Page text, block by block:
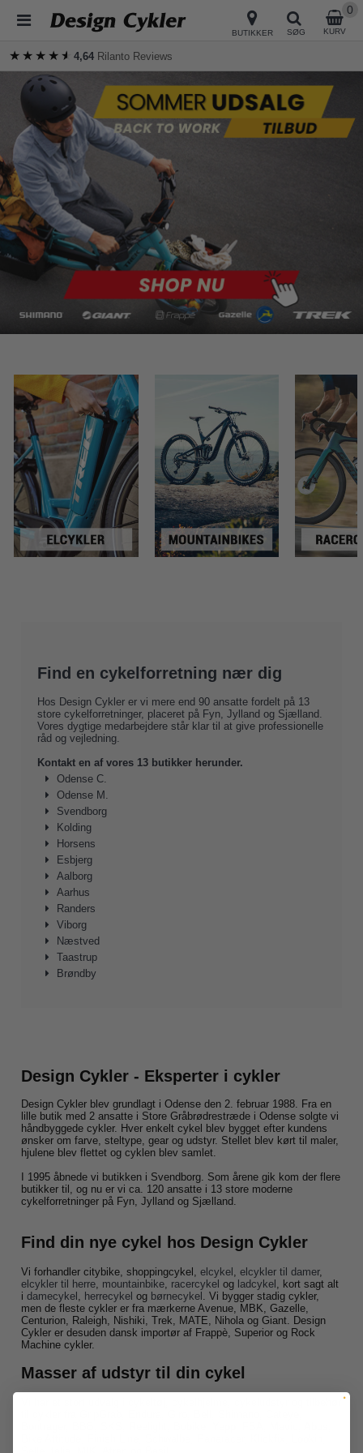
BUTIKKER SØG KURV
0
★★★★★
★★★★★4,64 Rilanto Reviews
Find en cykelforretning nær dig
Hos Design Cykler er vi mere end 90 ansatte fordelt på 13
store cykelforretninger, placeret på Fyn, Jylland og Sjælland.
Vores dygtige medarbejdere står klar til at give professionelle
råd og vejledning.
Kontakt en af vores 13 butikker herunder.
Odense C.
Odense M.
Svendborg
Kolding
Horsens
Esbjerg
Aalborg
Aarhus
Randers
Viborg
Næstved
Taastrup
Brøndby
Design Cykler - Eksperter i cykler
Design Cykler blev grundlagt i Odense den 2. februar 1988. Fra en
lille butik med 2 ansatte i Store Gråbrødrestræde i Odense solgte vi
håndbyggede cykler. Hver enkelt cykel blev bygget efter kundens
ønsker om farve, steltype, gear og udstyr. Stellet blev kørt til maler,
hjulene blev flettet og cyklen blev samlet.
I 1995 åbnede vi butikken i Svendborg. Som årene gik kom der flere
butikker til, og nu er vi ca. 120 ansatte i 13 store moderne
cykelforretninger på Fyn, Jylland og Sjælland.
Find din nye cykel hos Design Cykler
Vi forhandler citybike, shoppingcykel,elcykel ,elcykler til damer,
elcykler til herre mountainbike racercykel og ladcykel , kort sagt alt
idamecykel herrecykel og børnecykel . Vi bygger stadig cykler,
men de fleste cykler er fra mærkerne Avenue, MBK, Gazelle,
Centurion, Raleigh, Nishiki, Trek, MATE, Nihola og Giant. Design
Cykler er desuden dansk importør af Frappè, Superior og Rock
Machine cykler.
Masser af udstyr til din cykel